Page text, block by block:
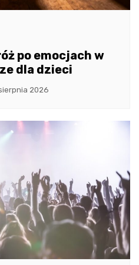
po emocjach w
dla dzieci
2026